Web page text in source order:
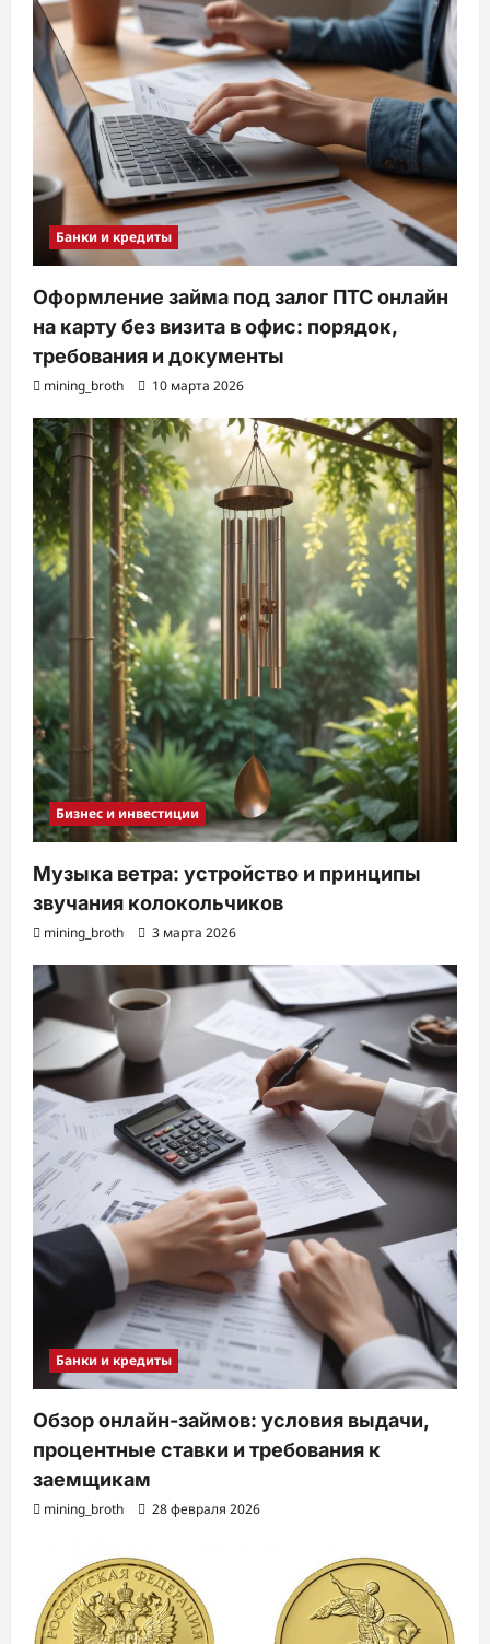
Банки и кредиты
Оформление займа под залог ПТС онлайн
на карту без визита в офис: порядок,
требования и документы
mining_broth 10 марта 2026
Бизнес и инвестиции
Музыка ветра: устройство и принципы
звучания колокольчиков
mining_broth 3 марта 2026
Банки и кредиты
Обзор онлайн-займов: условия выдачи,
процентные ставки и требования к
заемщикам
mining_broth 28 февраля 2026